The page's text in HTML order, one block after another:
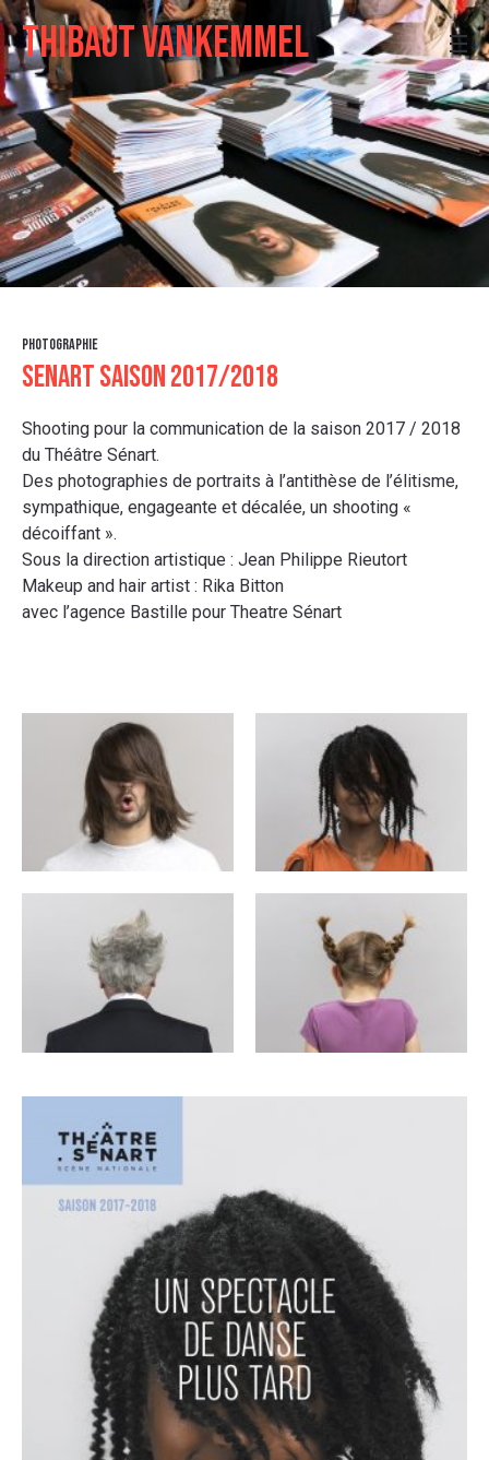
Thibaut Vankemmel
Photographie
SENART SAISON 2017/2018
Shooting pour la communication de la saison 2017 / 2018
du Théâtre Sénart.
Des photographies de portraits à l’antithèse de l’élitisme,
sympathique, engageante et décalée, un shooting «
décoiffant ».
Sous la direction artistique : Jean Philippe Rieutort
Makeup and hair artist : Rika Bitton
avec l’agence Bastille pour Theatre Sénart